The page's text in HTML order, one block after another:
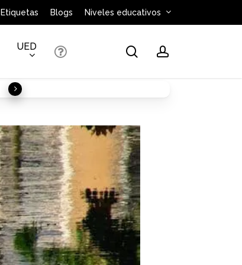
Etiquetas Blogs Niveles educativos
UED searchaccount